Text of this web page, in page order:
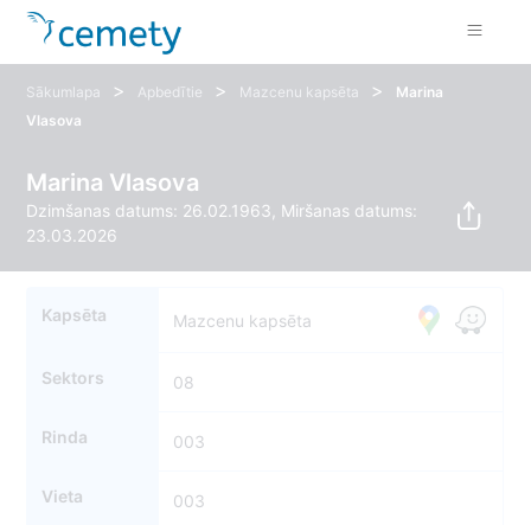
Sākumlapa > Apbedītie > Mazcenu kapsēta >
Marina
Vlasova
Marina Vlasova
Dzimšanas datums: 26.02.1963, Miršanas datums:
23.03.2026
Kapsēta Mazcenu kapsēta
Sektors 08
Rinda 003
Vieta 003